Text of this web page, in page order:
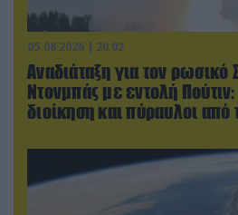
05.08.2026 | 20:02
Αναδιάταξη για τον ρωσικό
Ντονμπάς με εντολή
διοίκηση και πύραυλοι από